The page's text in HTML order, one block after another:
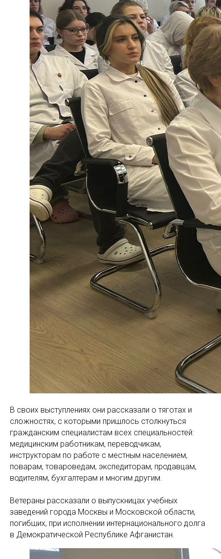
В своих выступлениях они рассказали о тяготах и
сложностях, с которыми пришлось столкнуться
гражданским специалистам всех специальностей:
медицинским работникам, переводчикам,
инструкторам по работе с местным населением,
поварам, товароведам, экспедиторам, продавцам,
водителям, бухгалтерам и многим другим.
Ветераны рассказали о выпускницах учебных
заведений города Москвы и Московской области,
погибших, при исполнении интернационального долга
в Демократической Республике Афганистан.